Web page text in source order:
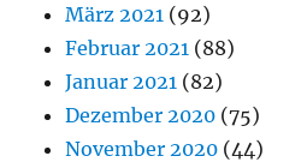
März 2021 (92)
Februar 2021 (88)
Januar 2021 (82)
Dezember 2020 (75)
November 2020 (44)